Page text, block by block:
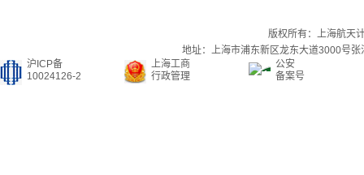
版权所有：上海航天
地址：上海市浦东新区龙东大道3000号
沪ICP备
10024126-2
上海工商
行政管理
公安
备案号